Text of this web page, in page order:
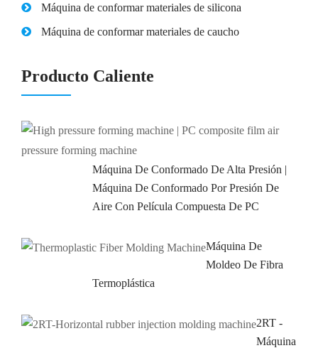
Máquina de conformar materiales de silicona
Máquina de conformar materiales de caucho
Producto Caliente
Máquina De Conformado De Alta Presión |
Máquina De Conformado Por Presión De
Aire Con Película Compuesta De PC
Máquina De
Moldeo De Fibra
Termoplástica
2RT -
Máquina